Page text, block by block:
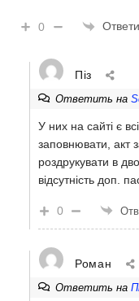
0
Піз
Ответить на
У них на сайті є
заповнювати, акт
роздрукувати в
відсутність доп.
0
Роман
Ответить на